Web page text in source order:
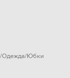
Одежда Юбки